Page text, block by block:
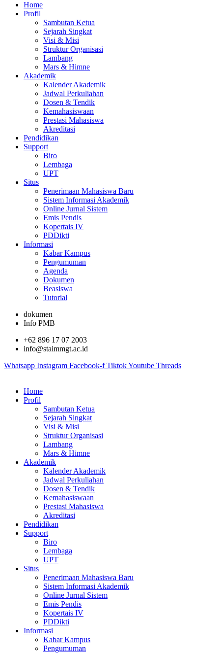
Home
Profil
Sambutan Ketua
Sejarah Singkat
Visi & Misi
Struktur Organisasi
Lambang
Mars & Himne
Akademik
Kalender Akademik
Jadwal Perkuliahan
Dosen & Tendik
Kemahasiswaan
Prestasi Mahasiswa
Akreditasi
Pendidikan
Support
Biro
Lembaga
UPT
Situs
Penerimaan Mahasiswa Baru
Sistem Informasi Akademik
Online Jurnal Sistem
Emis Pendis
Kopertais IV
PDDikti
Informasi
Kabar Kampus
Pengumuman
Agenda
Dokumen
Beasiswa
Tutorial
dokumen
Info PMB
+62 896 17 07 2003
info@staimmgt.ac.id
Whatsapp Instagram Facebook-f TiktokYoutube Threads
Home
Profil
Sambutan Ketua
Sejarah Singkat
Visi & Misi
Struktur Organisasi
Lambang
Mars & Himne
Akademik
Kalender Akademik
Jadwal Perkuliahan
Dosen & Tendik
Kemahasiswaan
Prestasi Mahasiswa
Akreditasi
Pendidikan
Support
Biro
Lembaga
UPT
Situs
Penerimaan Mahasiswa Baru
Sistem Informasi Akademik
Online Jurnal Sistem
Emis Pendis
Kopertais IV
PDDikti
Informasi
Kabar Kampus
Pengumuman